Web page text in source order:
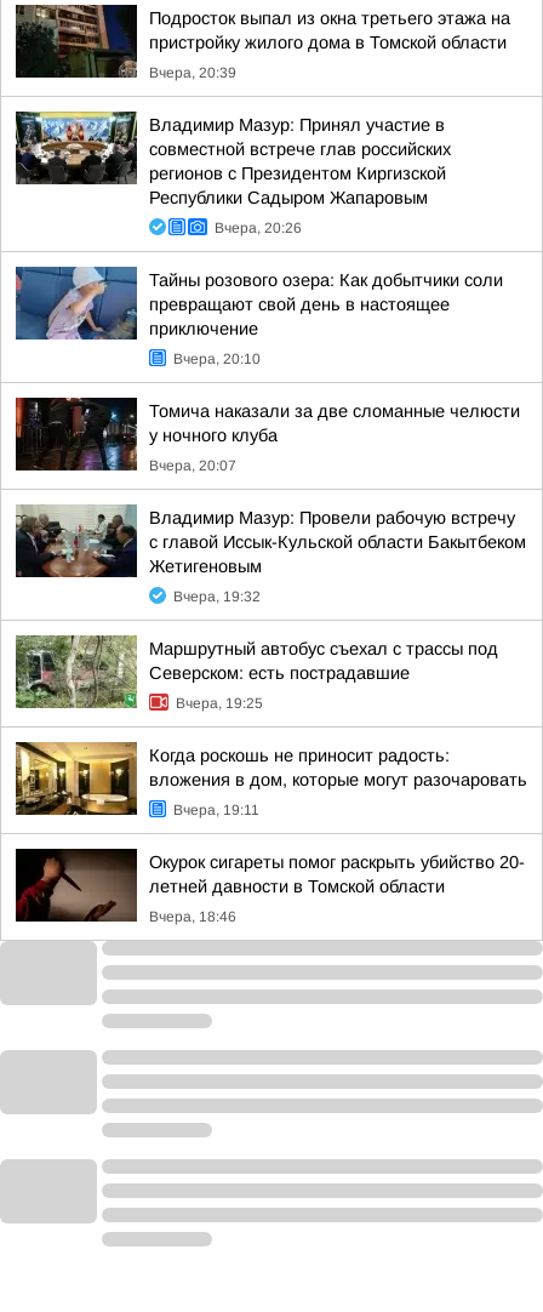
Подросток выпал из окна третьего этажа на
пристройку жилого дома в Томской области
Вчера, 20:39
Владимир Мазур: Принял участие в
совместной встрече глав российских
регионов с Президентом Киргизской
Республики Садыром Жапаровым
Вчера, 20:26
Тайны розового озера: Как добытчики соли
превращают свой день в настоящее
приключение
Вчера, 20:10
Томича наказали за две сломанные челюсти
у ночного клуба
Вчера, 20:07
Владимир Мазур: Провели рабочую встречу
с главой Иссык-Кульской области Бакытбеком
Жетигеновым
Вчера, 19:32
Маршрутный автобус съехал с трассы под
Северском: есть пострадавшие
Вчера, 19:25
Когда роскошь не приносит радость:
вложения в дом, которые могут разочаровать
Вчера, 19:11
Окурок сигареты помог раскрыть убийство 20-
летней давности в Томской области
Вчера, 18:46